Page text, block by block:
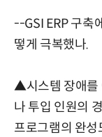
--GSI ERP 구축
떻게 극복했나.
▲시스템 장애를
나 투입 인원의
프로그램의 완성